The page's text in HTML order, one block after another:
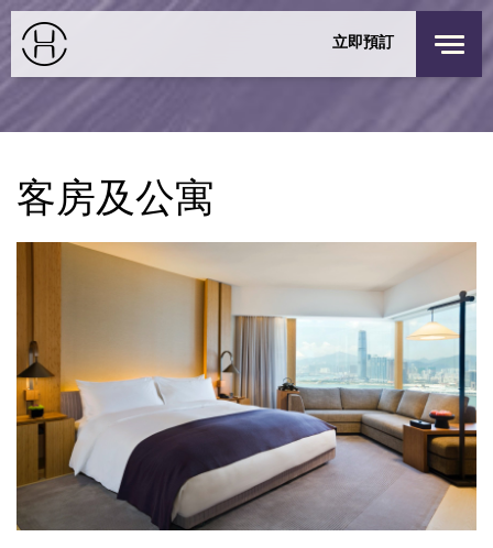
立即預訂
香港
入住
8 8月 2026
最多 3 位客人
1
成人
12 歲或以上
1
小童
註冊
聯絡我們
THE SHOP
探索居舍
探索我们的城市
客房及公寓